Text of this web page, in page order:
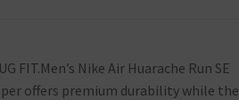
FIT.Men’s Nike Air Huarache Run SE
offers premium durability while the